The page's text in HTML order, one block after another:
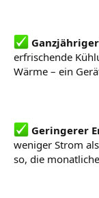
erfrischende
Wärme – ein
Geringerer
weniger Strom
so, die